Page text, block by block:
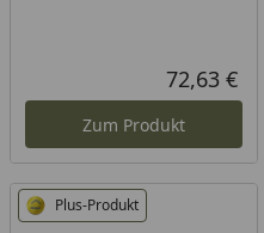
72,63 €
Zum Produkt
Plus-Produkt